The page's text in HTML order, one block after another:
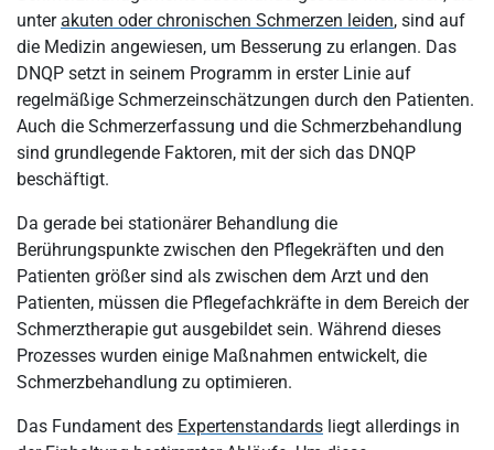
unterakuten oder chronischen Schmerzen leiden, sind auf
die Medizin angewiesen, um Besserung zu erlangen. Das
DNQP setzt in seinem Programm in erster Linie auf
regelmäßige Schmerzeinschätzungen durch den Patienten.
Auch die Schmerzerfassung und die Schmerzbehandlung
sind grundlegende Faktoren, mit der sich das DNQP
beschäftigt.
Da gerade bei stationärer Behandlung die
Berührungspunkte zwischen den Pflegekräften und den
Patienten größer sind als zwischen dem Arzt und den
Patienten, müssen die Pflegefachkräfte in dem Bereich der
Schmerztherapie gut ausgebildet sein. Während dieses
Prozesses wurden einige Maßnahmen entwickelt, die
Schmerzbehandlung zu optimieren.
Das Fundament des Expertenstandards liegt allerdings in